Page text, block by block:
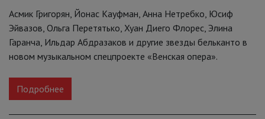
Асмик Григорян, Йонас Кауфман, Анна Нетребко, Юсиф
Эйвазов, Ольга Перетятько, Хуан Диего Флорес, Элина
Гаранча, Ильдар Абдразаков и другие звезды бельканто в
новом музыкальном спецпроекте «Венская опера».
Подробнее